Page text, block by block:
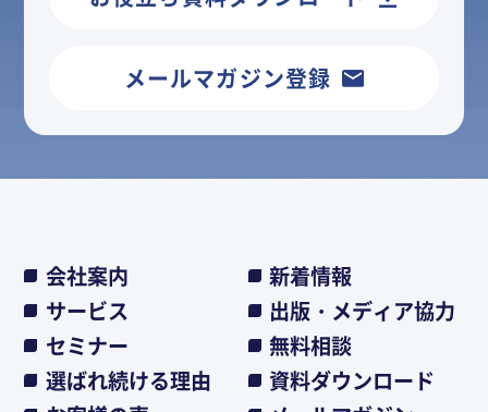
メールマガジン登録
会社案内
新着情報
サービス
出版・メディア協力
セミナー
無料相談
選ばれ続ける理由
資料ダウンロード